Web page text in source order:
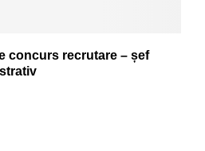
concurs recrutare – șef